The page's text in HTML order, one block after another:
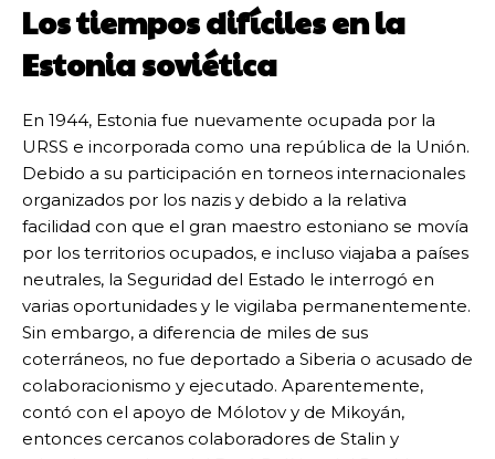
Los tiempos difíciles en la
Estonia soviética
En 1944, Estonia fue nuevamente ocupada por la
URSS e incorporada como una república de la Unión.
Debido a su participación en torneos internacionales
organizados por los nazis y debido a la relativa
facilidad con que el gran maestro estoniano se movía
por los territorios ocupados, e incluso viajaba a países
neutrales, la Seguridad del Estado le interrogó en
varias oportunidades y le vigilaba permanentemente.
Sin embargo, a diferencia de miles de sus
coterráneos, no fue deportado a Siberia o acusado de
colaboracionismo y ejecutado. Aparentemente,
contó con el apoyo de Mólotov y de Mikoyán,
entonces cercanos colaboradores de Stalin y